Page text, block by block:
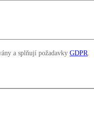
a splňují požadavky GDPR